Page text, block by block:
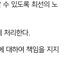
수 있도록 최선의 노
처리한다.
대하여 책임을 지지